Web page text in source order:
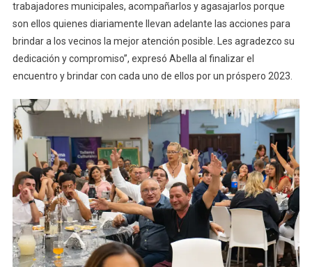
trabajadores municipales, acompañarlos y agasajarlos porque
son ellos quienes diariamente llevan adelante las acciones para
brindar a los vecinos la mejor atención posible. Les agradezco su
dedicación y compromiso”, expresó Abella al finalizar el
encuentro y brindar con cada uno de ellos por un próspero 2023.